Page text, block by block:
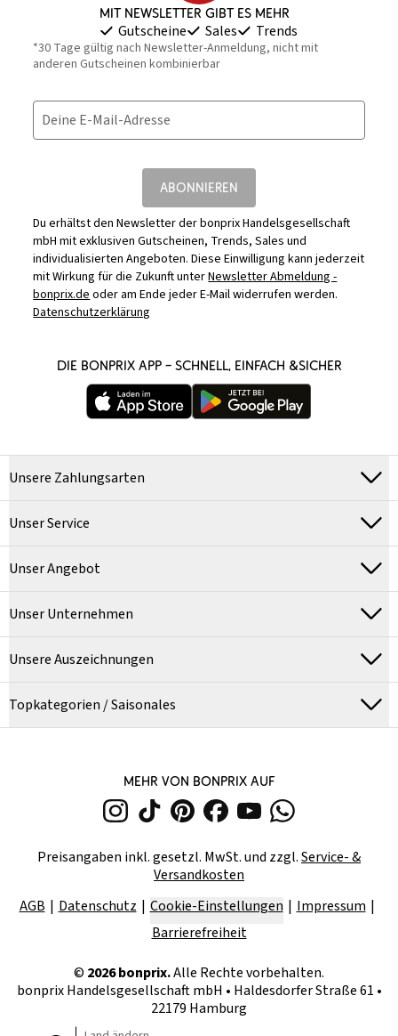
Mit Newsletter gibt es mehr
Gutscheine Sales Trends
*30 Tage gültig nach Newsletter-Anmeldung, nicht mit
anderen Gutscheinen kombinierbar
Deine E-Mail-Adresse
ABONNIEREN
Du erhältst den Newsletter der bonprix Handelsgesellschaft
mbH mit exklusiven Gutscheinen, Trends, Sales und
individualisierten Angeboten. Diese Einwilligung kann jederzeit
mit Wirkung für die Zukunft unterNewsletter Abmeldung -
bonprix.deoder am Ende jeder E-Mail widerrufen werden.
Datenschutzerklärung
DIE BONPRIX APP – SCHNELL, EINFACH &SICHER
Unsere Zahlungsarten
Unser Service
Unser Angebot
Unser Unternehmen
Unsere Auszeichnungen
Topkategorien / Saisonales
MEHR VON BONPRIX AUF
Preisangaben inkl. gesetzl. MwSt. und zzgl.Service- &
Versandkosten
AGB
Datenschutz Cookie-Einstellungen
Impressum
Barrierefreiheit
© 2026bonprix.Alle Rechte vorbehalten.
bonprix Handelsgesellschaft mbH • Haldesdorfer Straße 61 •
22179 Hamburg